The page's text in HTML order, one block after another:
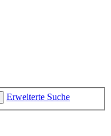
Erweiterte Suche